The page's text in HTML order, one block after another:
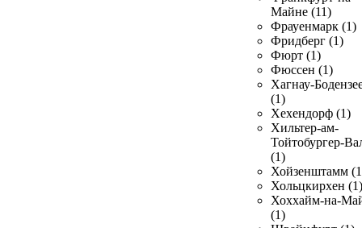
Майне (11)
Фрауенмарк (1)
Фридберг (1)
Фюрт (1)
Фюссен (1)
Хагнау-
(1)
Хехендорф (1)
Хильтер-ам-
Тойтобургер-
(1)
Хойзенштамм
Хольцкирхен (1)
Хоххайм-на-
(1)